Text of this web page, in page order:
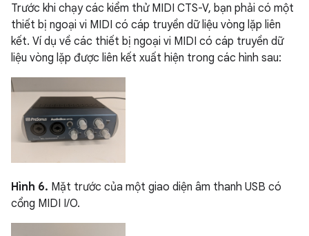
Trước khi chạy các kiểm thử MIDI CTS-V, bạn phải có một
thiết bị ngoại vi MIDI có cáp truyền dữ liệu vòng lặp liên
kết. Ví dụ về các thiết bị ngoại vi MIDI có cáp truyền dữ
liệu vòng lặp được liên kết xuất hiện trong các hình sau:
Hình 6. Mặt trước của một giao diện âm thanh USB có
cổng MIDI I/O.